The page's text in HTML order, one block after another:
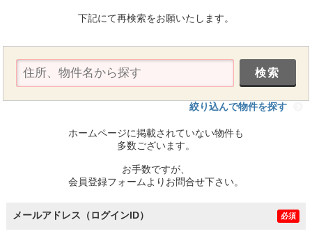
下記にて再検索をお願いたします。
絞り込んで物件を探す
ホームページに掲載されていない物件も
多数ございます。
お手数ですが、
会員登録フォームよりお問合せ下さい。
メールアドレス（ログインID） 必須